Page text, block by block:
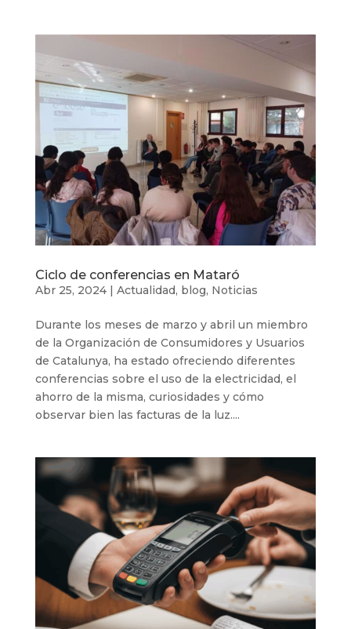
Ciclo de conferencias en Mataró
Abr 25, 2024| Actualidad, blog, Noticias
Durante los meses de marzo y abril un miembro
de la Organización de Consumidores y Usuarios
de Catalunya, ha estado ofreciendo diferentes
conferencias sobre el uso de la electricidad, el
ahorro de la misma, curiosidades y cómo
observar bien las facturas de la luz....